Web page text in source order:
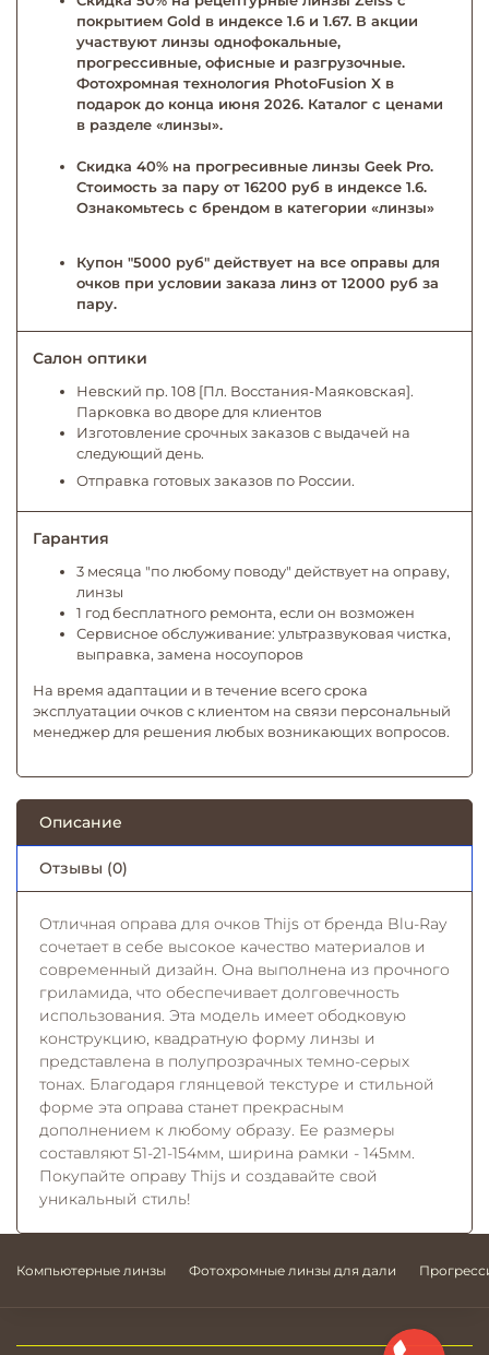
покрытием Gold в индексе 1.6 и 1.67. В акции
участвуют линзы однофокальные,
прогрессивные, офисные и разгрузочные.
Фотохромная технология PhotoFusion X в
подарок до конца июня 2026. Каталог с ценами
в разделе «линзы».
Скидка 40% на прогресивные линзы Geek Pro.
Стоимость за пару от 16200 руб в индексе 1.6.
Ознакомьтесь с брендом в категории «линзы»
Купон "5000 руб" действует на все оправы для
очков при условии заказа линз от 12000 руб за
пару.
Салон оптики
Невский пр. 108 [Пл. Восстания-Маяковская].
Парковка во дворе для клиентов
Изготовление срочных заказов с выдачей на
следующий день.
Отправка готовых заказов по России.
Гарантия
3 месяца "по любому поводу" действует на оправу,
линзы
1 год бесплатного ремонта, если он возможен
Сервисное обслуживание: ультразвуковая чистка,
выправка, замена носоупоров
На время адаптации и в течение всего срока
эксплуатации очков с клиентом на связи персональный
менеджер для решения любых возникающих вопросов.
Описание
Отзывы (0)
Отличная оправа для очков Thijs от бренда Blu-Ray
сочетает в себе высокое качество материалов и
современный дизайн. Она выполнена из прочного
гриламида, что обеспечивает долговечность
использования. Эта модель имеет ободковую
конструкцию, квадратную форму линзы и
представлена в полупрозрачных темно-серых
тонах. Благодаря глянцевой текстуре и стильной
форме эта оправа станет прекрасным
дополнением к любому образу. Ее размеры
составляют 51-21-154мм, ширина рамки - 145мм.
Покупайте оправу Thijs и создавайте свой
уникальный стиль!
Компьютерные линзы Фотохромные линзы для дали